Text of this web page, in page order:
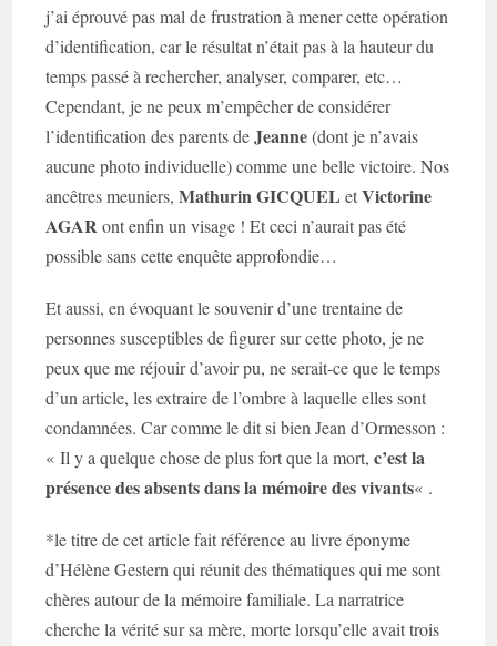
j’ai éprouvé pas mal de frustration à mener cette opération
d’identification, car le résultat n’était pas à la hauteur du
temps passé à rechercher, analyser, comparer, etc…
Cependant, je ne peux m’empêcher de considérer
l’identification des parents deJeanne(dont je n’avais
aucune photo individuelle) comme une belle victoire. Nos
ancêtres meuniers,Mathurin GICQUEL etVictorine
AGARont enfin un visage ! Et ceci n’aurait pas été
possible sans cette enquête approfondie…
Et aussi, en évoquant le souvenir d’une trentaine de
personnes susceptibles de figurer sur cette photo, je ne
peux que me réjouir d’avoir pu, ne serait-ce que le temps
d’un article, les extraire de l’ombre à laquelle elles sont
condamnées. Car comme le dit si bien Jean d’Ormesson :
« Il y a quelque chose de plus fort que la mort,c’est la
présence des absents dans la mémoire des vivants« .
*le titre de cet article fait référence au livre éponyme
d’Hélène Gestern qui réunit des thématiques qui me sont
chères autour de la mémoire familiale. La narratrice
cherche la vérité sur sa mère, morte lorsqu’elle avait trois